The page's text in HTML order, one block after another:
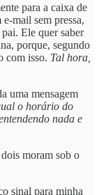
para a caixa de
mail sem pressa,
Ele quer saber
porque, segundo
com isso. Tal hora,
uma mensagem
o horário do
nada e
moram sob o
sinal para minha